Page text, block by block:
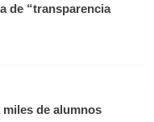
de “transparencia
de alumnos